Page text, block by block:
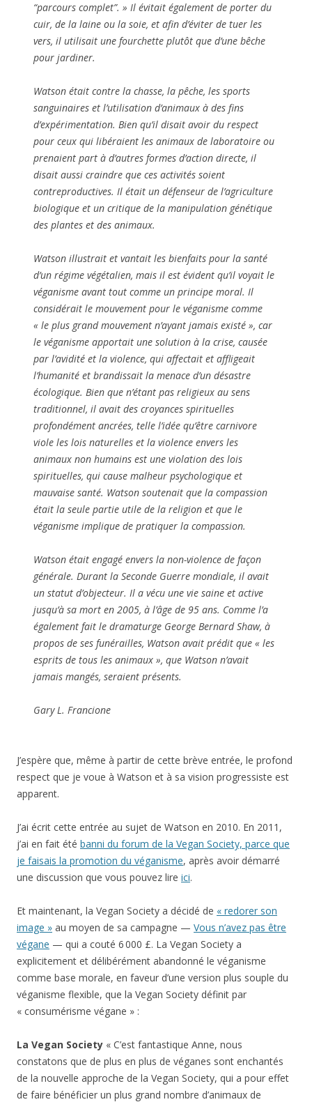
“parcours complet”. » Il évitait également de porter du
cuir, de la laine ou la soie, et afin d’éviter de tuer les
vers, il utilisait une fourchette plutôt que d’une bêche
pour jardiner.
Watson était contre la chasse, la pêche, les sports
sanguinaires et l’utilisation d’animaux à des fins
d’expérimentation. Bien qu’il disait avoir du respect
pour ceux qui libéraient les animaux de laboratoire ou
prenaient part à d’autres formes d’action directe, il
disait aussi craindre que ces activités soient
contreproductives. Il était un défenseur de l’agriculture
biologique et un critique de la manipulation génétique
des plantes et des animaux.
Watson illustrait et vantait les bienfaits pour la santé
d’un régime végétalien, mais il est évident qu’il voyait le
véganisme avant tout comme un principe moral. Il
considérait le mouvement pour le véganisme comme
« le plus grand mouvement n’ayant jamais existé », car
le véganisme apportait une solution à la crise, causée
par l’avidité et la violence, qui affectait et affligeait
l’humanité et brandissait la menace d’un désastre
écologique. Bien que n’étant pas religieux au sens
traditionnel, il avait des croyances spirituelles
profondément ancrées, telle l’idée qu’être carnivore
viole les lois naturelles et la violence envers les
animaux non humains est une violation des lois
spirituelles, qui cause malheur psychologique et
mauvaise santé. Watson soutenait que la compassion
était la seule partie utile de la religion et que le
véganisme implique de pratiquer la compassion.
Watson était engagé envers la non-violence de façon
générale. Durant la Seconde Guerre mondiale, il avait
un statut d’objecteur. Il a vécu une vie saine et active
jusqu’à sa mort en 2005, à l’âge de 95 ans. Comme l’a
également fait le dramaturge George Bernard Shaw, à
propos de ses funérailles, Watson avait prédit que « les
esprits de tous les animaux », que Watson n’avait
jamais mangés, seraient présents.
Gary L. Francione
J’espère que, même à partir de cette brève entrée, le profond
respect que je voue à Watson et à sa vision progressiste est
apparent.
J’ai écrit cette entrée au sujet de Watson en 2010. En 2011,
j’ai en fait été banni du forum de la Vegan Society, parce que
je faisais la promotion du véganisme, après avoir démarré
une discussion que vous pouvez lire ici.
Et maintenant, la Vegan Society a décidé de « redorer son
image » au moyen de sa campagne — Vous n’avez pas être
végane — qui a couté 6 000 £. La Vegan Society a
explicitement et délibérément abandonné le véganisme
comme base morale, en faveur d’une version plus souple du
véganisme flexible, que la Vegan Society définit par
« consumérisme végane » :
La Vegan Society « C’est fantastique Anne, nous
constatons que de plus en plus de véganes sont enchantés
de la nouvelle approche de la Vegan Society, qui a pour effet
de faire bénéficier un plus grand nombre d’animaux de